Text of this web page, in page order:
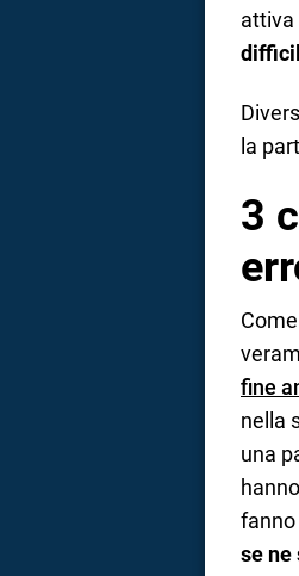
attiva
la
3
fine
nella
una
fanno
se ne